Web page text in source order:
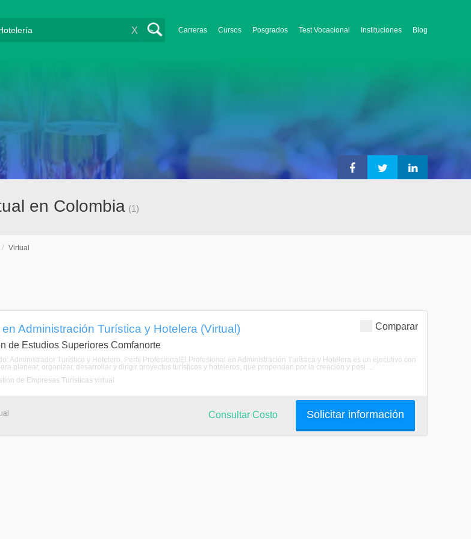
Carreras Cursos Posgrados Test Vocacional Instituciones Blog
X
en Colombia (1)
/ Virtual
Comparar
Administración Turística y Hotelera (Virtual)
de Estudios Superiores Comfanorte
Administrador Turístico y Hotelero. Perfil ProfesionalEl Profesional en Administración Turística y Hotelera es un ejecutivo con
planear, organizar, desarrollar y dirigir proyectos turísticos y hoteleros, que propendan por la creación y posi ...
de Empresas Turísticas virtual
Solicitar información
Consultar Costo